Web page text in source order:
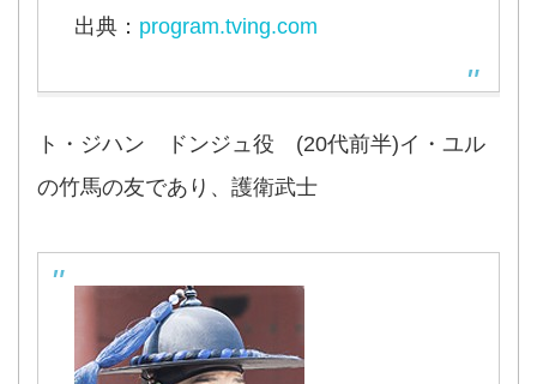
出典： program.tving.com
ト・ジハン ドンジュ役 (20代前半)イ・ユル
の竹馬の友であり、護衛武士